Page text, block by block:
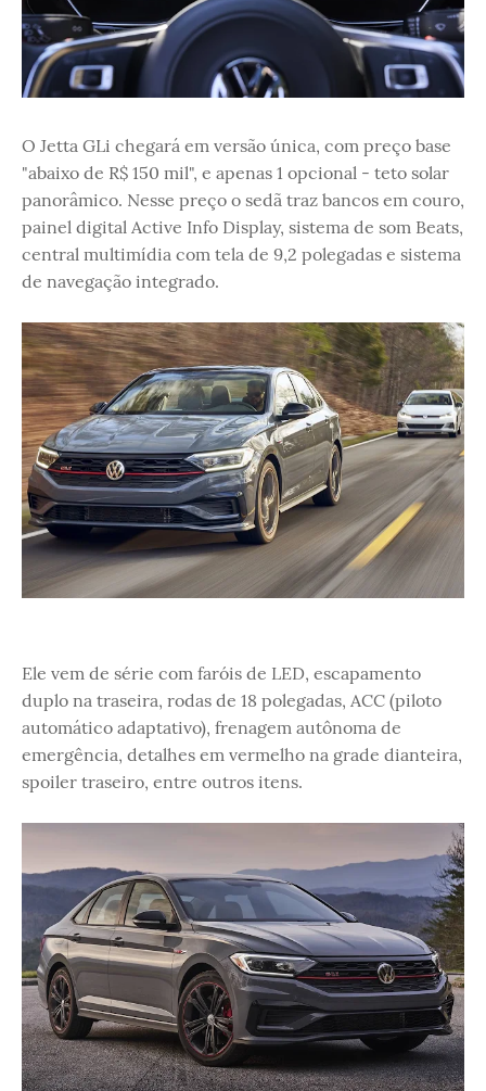
O Jetta GLi chegará em versão única, com preço base
"abaixo de R$ 150 mil", e apenas 1 opcional - teto solar
panorâmico. Nesse preço o sedã traz bancos em couro,
painel digital Active Info Display, sistema de som Beats,
central multimídia com tela de 9,2 polegadas e sistema
de navegação integrado.
Ele vem de série com faróis de LED, escapamento
duplo na traseira, rodas de 18 polegadas, ACC (piloto
automático adaptativo), frenagem autônoma de
emergência, detalhes em vermelho na grade dianteira,
spoiler traseiro, entre outros itens.